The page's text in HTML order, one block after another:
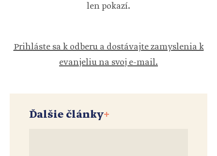
len pokazí.
Prihláste sa k odberu a dostávajte zamyslenia k
evanjeliu na svoj e-mail.
Ďalšie články+